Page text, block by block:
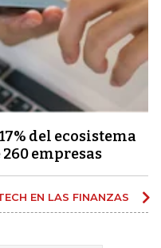
del ecosistema
empresas
EN LAS FINANZAS